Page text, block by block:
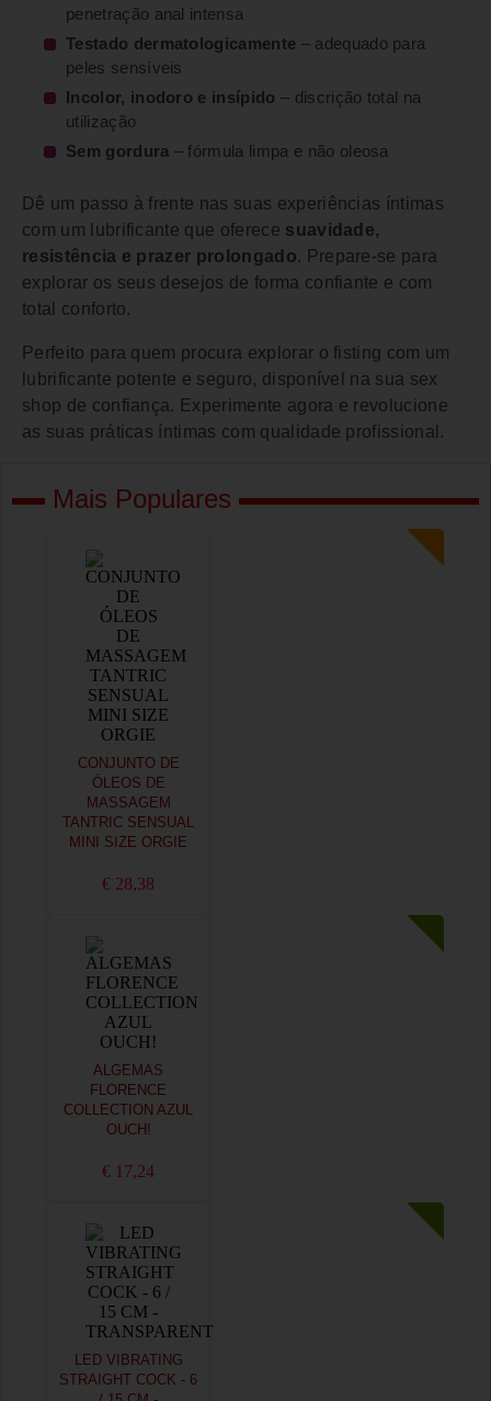
penetração anal intensa
Testado dermatologicamente – adequado para
peles sensíveis
Incolor, inodoro e insípido – discrição total na
utilização
Sem gordura – fórmula limpa e não oleosa
Dê um passo à frente nas suas experiências íntimas
com um lubrificante que oferece suavidade,
resistência e prazer prolongado. Prepare-se para
explorar os seus desejos de forma confiante e com
total conforto.
Perfeito para quem procura explorar o fisting com um
lubrificante potente e seguro, disponível na sua sex
shop de confiança. Experimente agora e revolucione
as suas práticas íntimas com qualidade profissional.
Mais Populares
CONJUNTO DE
ÓLEOS DE
MASSAGEM
TANTRIC SENSUAL
MINI SIZE ORGIE
€ 28,38
ALGEMAS
FLORENCE
COLLECTION AZUL
OUCH!
€ 17,24
LED VIBRATING
STRAIGHT COCK - 6